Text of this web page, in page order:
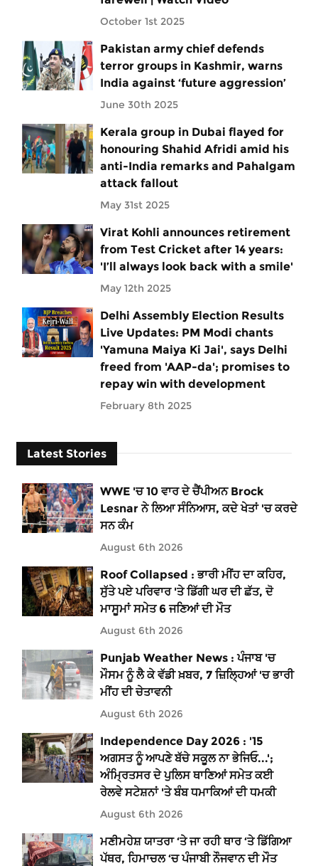
October 1st 2025
Pakistan army chief defends
terror groups in Kashmir, warns
India against ‘future aggression’
June 30th 2025
Kerala group in Dubai flayed for
honouring Shahid Afridi amid his
anti-India remarks and Pahalgam
attack fallout
May 31st 2025
Virat Kohli announces retirement
from Test Cricket after 14 years:
'I’ll always look back with a smile'
May 12th 2025
Delhi Assembly Election Results
Live Updates: PM Modi chants
'Yamuna Maiya Ki Jai', says Delhi
freed from 'AAP-da'; promises to
repay win with development
February 8th 2025
Latest Stories
WWE 'ਚ 10 ਵਾਰ ਦੇ ਚੈਂਪੀਅਨ Brock
Lesnar ਨੇ ਲਿਆ ਸੰਨਿਆਸ, ਕਦੇ ਖੇਤਾਂ 'ਚ ਕਰਦੇ
ਸਨ ਕੰਮ
August 6th 2026
Roof Collapsed : ਭਾਰੀ ਮੀਂਹ ਦਾ ਕਹਿਰ,
ਸੁੱਤੇ ਪਏ ਪਰਿਵਾਰ 'ਤੇ ਡਿੱਗੀ ਘਰ ਦੀ ਛੱਤ, ਦੋ
ਮਾਸੂਮਾਂ ਸਮੇਤ 6 ਜਣਿਆਂ ਦੀ ਮੌਤ
August 6th 2026
Punjab Weather News : ਪੰਜਾਬ 'ਚ
ਮੌਸਮ ਨੂੰ ਲੈ ਕੇ ਵੱਡੀ ਖ਼ਬਰ, 7 ਜ਼ਿਲ੍ਹਿਆਂ 'ਚ ਭਾਰੀ
ਮੀਂਹ ਦੀ ਚੇਤਾਵਨੀ
August 6th 2026
Independence Day 2026 : '15
ਅਗਸਤ ਨੂੰ ਆਪਣੇ ਬੱਚੇ ਸਕੂਲ ਨਾ ਭੇਜਿਓ...';
ਅੰਮ੍ਰਿਤਸਰ ਦੇ ਪੁਲਿਸ ਥਾਣਿਆਂ ਸਮੇਤ ਕਈ
ਰੇਲਵੇ ਸਟੇਸ਼ਨਾਂ 'ਤੇ ਬੰਬ ਧਮਾਕਿਆਂ ਦੀ ਧਮਕੀ
August 6th 2026
ਮਣੀਮਹੇਸ਼ ਯਾਤਰਾ ‘ਤੇ ਜਾ ਰਹੀ ਥਾਰ ‘ਤੇ ਡਿੱਗਿਆ
ਪੱਥਰ, ਹਿਮਾਚਲ ‘ਚ ਪੰਜਾਬੀ ਨੌਜਵਾਨ ਦੀ ਮੌਤ